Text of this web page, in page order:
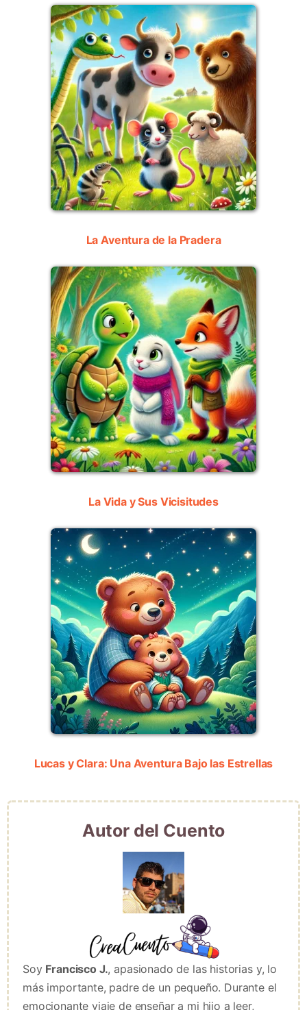
La Aventura de la Pradera
La Vida y Sus Vicisitudes
Lucas y Clara: Una Aventura Bajo las Estrellas
Autor del Cuento
Soy Francisco J., apasionado de las historias y, lo
más importante, padre de un pequeño. Durante el
emocionante viaje de enseñar a mi hijo a leer,